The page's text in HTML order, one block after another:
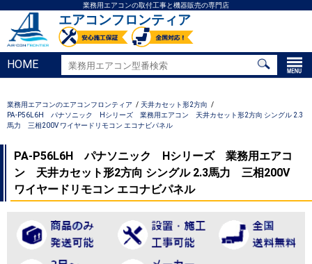
業務用エアコンの取付工事と機器販売の専門店
エアコンフロンティア
HOME
業務用エアコンのエアコンフロンティア
天井カセット形2方向
PA-P56L6H パナソニック Hシリーズ 業務用エアコン 天井カセット形2方向 シングル 2.3
馬力 三相200V ワイヤードリモコン エコナビパネル
PA-P56L6H パナソニック Hシリーズ 業務用エアコ
ン 天井カセット形2方向 シングル 2.3馬力 三相200V
ワイヤードリモコン エコナビパネル